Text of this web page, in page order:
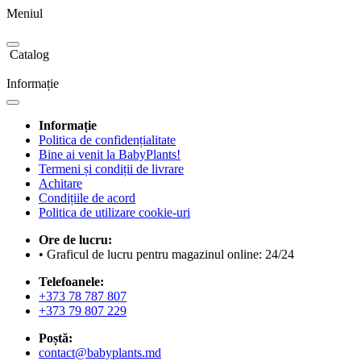
Meniul
Catalog
Informație
Informație
Politica de confidențialitate
Bine ai venit la BabyPlants!
Termeni și condiții de livrare
Achitare
Condițiile de acord
Politica de utilizare cookie-uri
Ore de lucru:
• Graficul de lucru pentru magazinul online: 24/24
Telefoanele:
+373 78 787 807
+373 79 807 229
Poștă:
contact@babyplants.md